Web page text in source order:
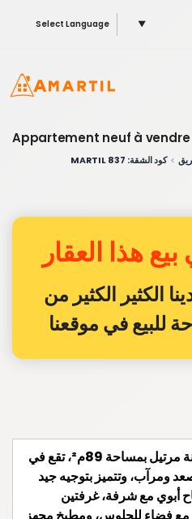
Select Language ▼
Appartement neuf à
كود الشقة: 837 MARTIL
هذا العقار
الكثير الكثير من
للبيع في موقعنا
شقة جديدة ومميزة للبيع بمدينة مرتيل بمساحة 89م²، تقع في
ومرآب، وتتميز بتوجيه جيد
أبوي مع شرفة، غرفتين